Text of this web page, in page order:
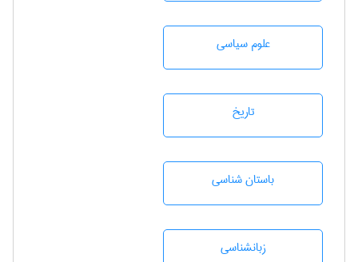
علوم سياسی
تاريخ
باستان شناسی
زبانشناسی